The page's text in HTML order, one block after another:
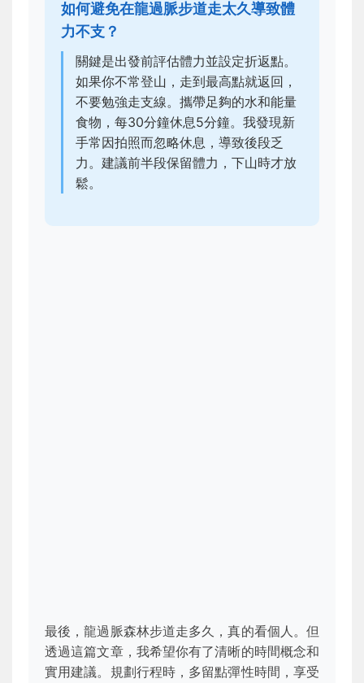
如何避免在龍過脈步道走太久導致體
力不支？
關鍵是出發前評估體力並設定折返點。
如果你不常登山，走到最高點就返回，
不要勉強走支線。攜帶足夠的水和能量
食物，每30分鐘休息5分鐘。我發現新
手常因拍照而忽略休息，導致後段乏
力。建議前半段保留體力，下山時才放
鬆。
最後，龍過脈森林步道走多久，真的看個人。但
透過這篇文章，我希望你有了清晰的時間概念和
實用建議。規劃行程時，多留點彈性時間，享受